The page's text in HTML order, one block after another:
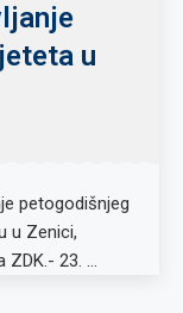
u
petogodišnjeg
u Zenici,
ZDK.- 23. …